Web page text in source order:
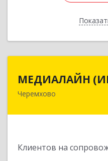
МЕДИАЛАЙН
Черемхово
Клиентов на
665413, Иркутская